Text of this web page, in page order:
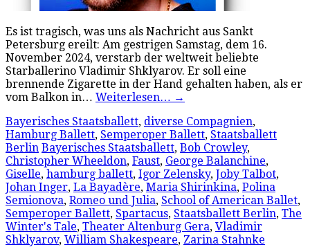
Es ist tragisch, was uns als Nachricht aus Sankt
Petersburg ereilt: Am gestrigen Samstag, dem 16.
November 2024, verstarb der weltweit beliebte
Starballerino Vladimir Shklyarov. Er soll eine
brennende Zigarette in der Hand gehalten haben, als er
vom Balkon in… Weiterlesen… →
Bayerisches Staatsballett, diverse Compagnien,
Hamburg Ballett, Semperoper Ballett, Staatsballett
Berlin Bayerisches Staatsballett, Bob Crowley,
Christopher Wheeldon, Faust, George Balanchine,
Giselle, hamburg ballett, Igor Zelensky, Joby Talbot,
Johan Inger, La Bayadère, Maria Shirinkina, Polina
Semionova, Romeo und Julia, School of American Ballet,
Semperoper Ballett, Spartacus, Staatsballett Berlin, The
Winter's Tale, Theater Altenburg Gera, Vladimir
Shklyarov, William Shakespeare, Zarina Stahnke